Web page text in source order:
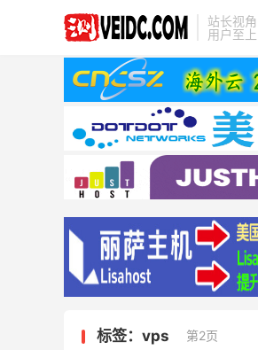
站长视角
用户至上
标签：vps 第2页